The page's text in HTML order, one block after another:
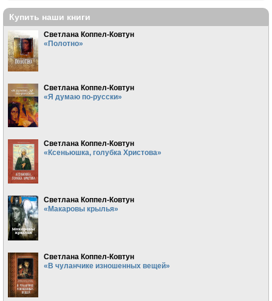
Купить наши книги
Светлана Коппел-Ковтун
«Полотно»
Светлана Коппел-Ковтун
«Я думаю по-русски»
Светлана Коппел-Ковтун
«Ксеньюшка, голубка Христова»
Светлана Коппел-Ковтун
«Макаровы крылья»
Светлана Коппел-Ковтун
«В чуланчике изношенных вещей»